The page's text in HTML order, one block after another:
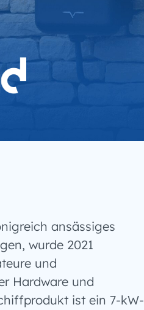
ansässiges
wurde 2021
und
Hardware und
ist ein 7-kW-